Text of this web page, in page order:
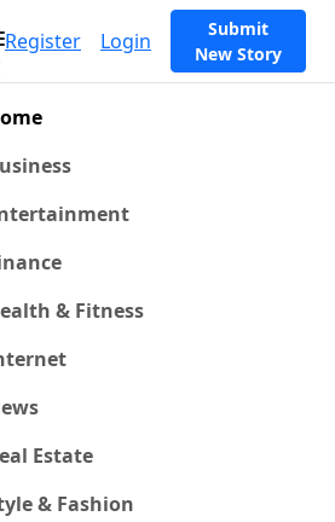
Register Login
Submit
New Story
& Fitness
Estate
& Fashion